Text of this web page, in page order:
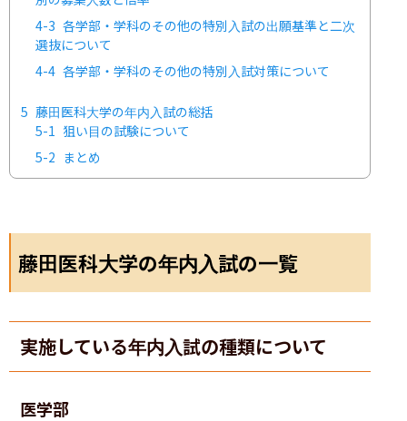
4-3 各学部・学科のその他の特別入試の出願基準と二次
選抜について
4-4 各学部・学科のその他の特別入試対策について
5 藤田医科大学の年内入試の総括
5-1 狙い目の試験について
5-2 まとめ
藤田医科大学の年内入試の一覧
実施している年内入試の種類について
医学部